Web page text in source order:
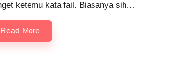
ketemu kata fail. Biasanya sih…
Read More